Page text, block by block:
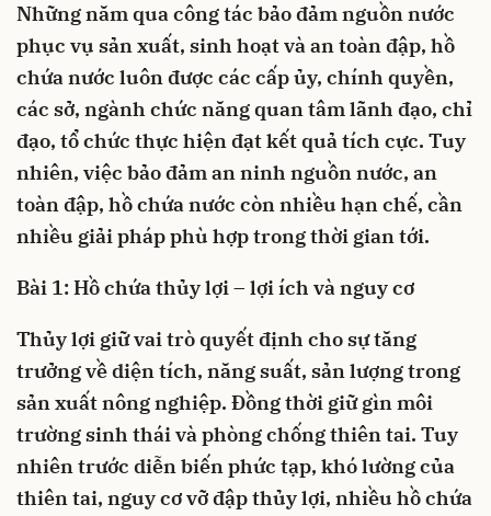
Những năm qua công tác bảo đảm nguồn nước
phục vụ sản xuất, sinh hoạt và an toàn đập, hồ
chứa nước luôn được các cấp ủy, chính quyền,
các sở, ngành chức năng quan tâm lãnh đạo, chỉ
đạo, tổ chức thực hiện đạt kết quả tích cực. Tuy
nhiên, việc bảo đảm an ninh nguồn nước, an
toàn đập, hồ chứa nước còn nhiều hạn chế, cần
nhiều giải pháp phù hợp trong thời gian tới.
Bài 1: Hồ chứa thủy lợi – lợi ích và nguy cơ
Thủy lợi giữ vai trò quyết định cho sự tăng
trưởng về diện tích, năng suất, sản lượng trong
sản xuất nông nghiệp. Đồng thời giữ gìn môi
trường sinh thái và phòng chống thiên tai. Tuy
nhiên trước diễn biến phức tạp, khó lường của
thiên tai, nguy cơ vỡ đập thủy lợi, nhiều hồ chứa